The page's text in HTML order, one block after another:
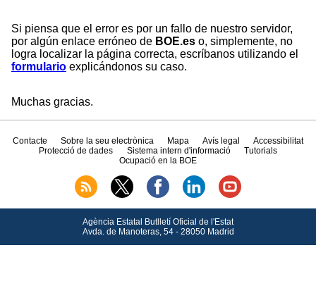
Si piensa que el error es por un fallo de nuestro servidor,
por algún enlace erróneo de BOE.es o, simplemente, no
logra localizar la página correcta, escríbanos utilizando el
formulario explicándonos su caso.
Muchas gracias.
Contacte Sobre la seu electrònica Mapa Avís legal
Accessibilitat
Protecció de dades
Sistema intern d'informació
Tutorials
Ocupació en la BOE
Agència Estatal Butlletí Oficial de l'Estat
Avda.de Manoteras, 54 - 28050 Madrid